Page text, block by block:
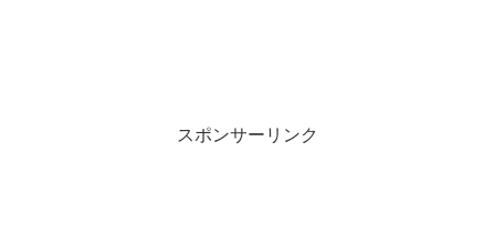
スポンサーリンク